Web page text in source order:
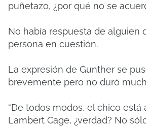
puñetazo, ¿por qué no se
No había respuesta de alguien
persona en cuestión.
La expresión de Gunther se
brevemente pero no duró
“De todos modos, el chico está
Lambert Cage, ¿verdad? No